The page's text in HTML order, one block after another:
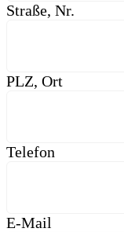
Straße, Nr.
PLZ, Ort
Telefon
E-Mail